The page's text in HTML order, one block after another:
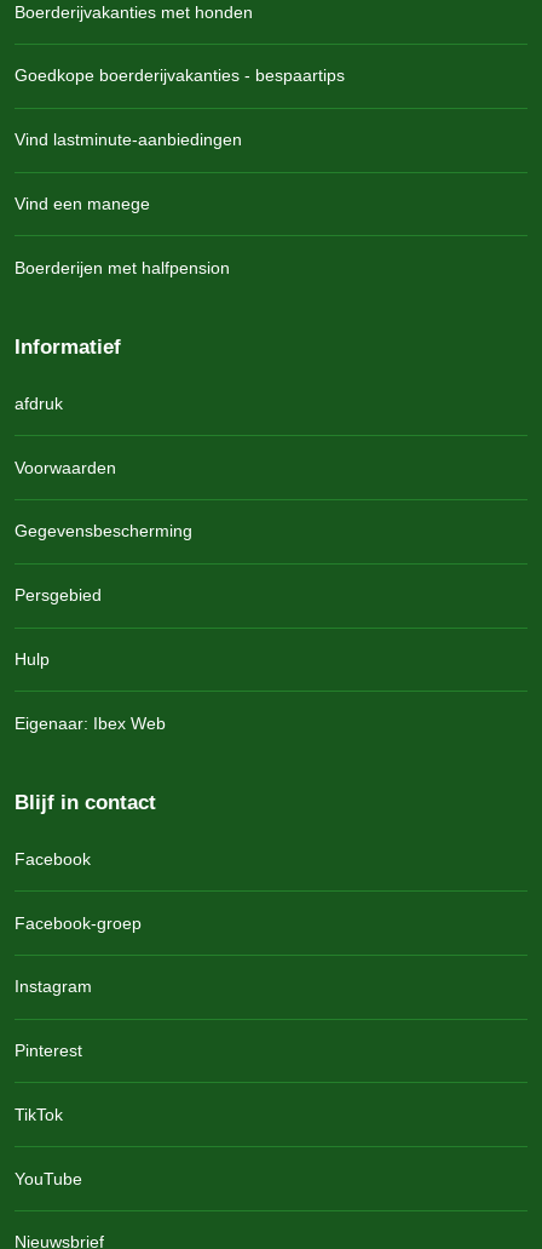
Boerderijvakanties met honden
Goedkope boerderijvakanties - bespaartips
Vind lastminute-aanbiedingen
Vind een manege
Boerderijen met halfpension
Informatief
afdruk
Voorwaarden
Gegevensbescherming
Persgebied
Hulp
Eigenaar: Ibex Web
Blijf in contact
Facebook
Facebook-groep
Instagram
Pinterest
TikTok
YouTube
Nieuwsbrief